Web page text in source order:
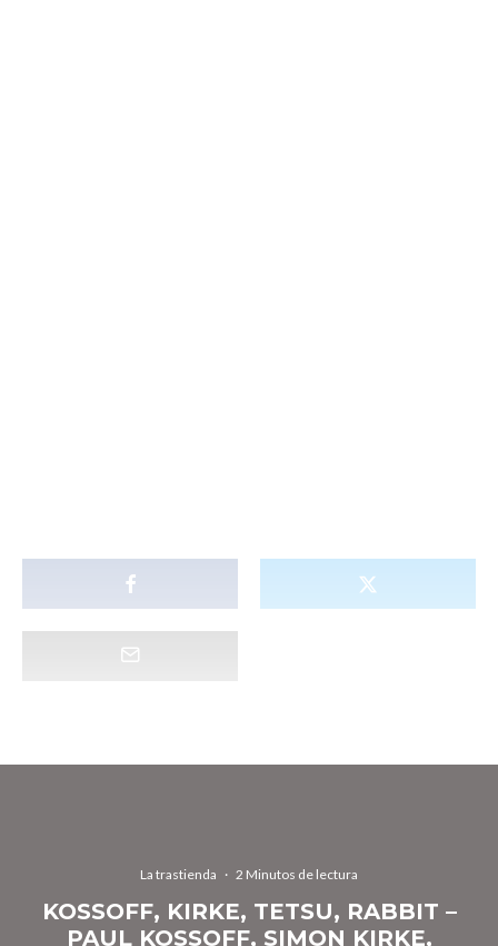
La trastienda · 2 Minutos de lectura
KOSSOFF, KIRKE, TETSU, RABBIT –
PAUL KOSSOFF, SIMON KIRKE,